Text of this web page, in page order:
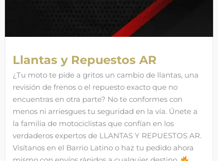
Llantas y Repuestos AR
¿Tu moto te pide a gritos un cambio de llantas, una
revisión de frenos o el repuesto exacto que no
encuentras en otra parte? No te conformes con
menos ni arriesgues tu seguridad en la vía. Únete a
la familia de motociclistas que confían en los
verdaderos expertos de LLANTAS Y REPUESTOS AR.
Visítanos en el Barrio Latino o haz tu pedido ahora